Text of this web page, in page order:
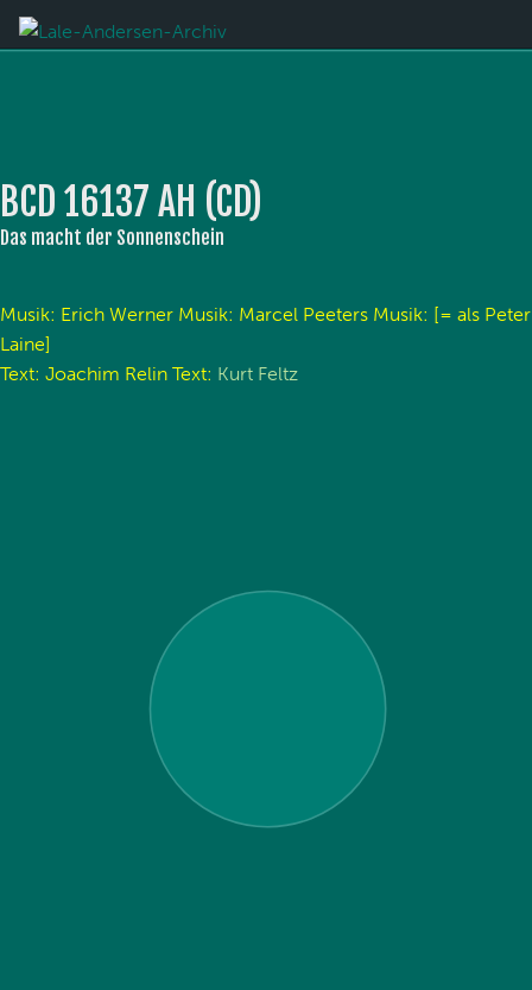
BCD 16137 AH (CD)
Das macht der Sonnenschein
Musik: Erich Werner Musik: Marcel Peeters Musik: [= als Peter
Laine]
Text: Joachim Relin Text: Kurt Feltz